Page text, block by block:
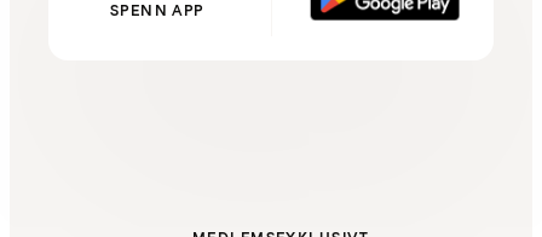
SPENN APP